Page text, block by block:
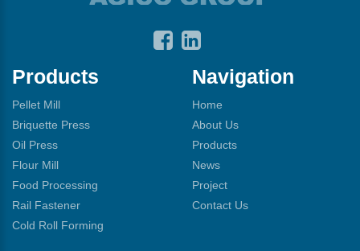
Products
Pellet Mill
Briquette Press
Oil Press
Flour Mill
Food Processing
Rail Fastener
Cold Roll Forming
Navigation
Home
About Us
Products
News
Project
Contact Us